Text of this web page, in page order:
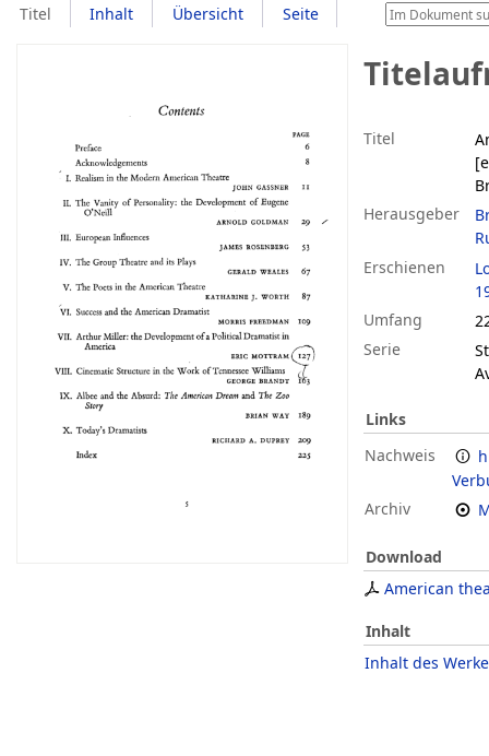
Titel Inhalt Übersicht Seite
Titel
Herausgeber
Erschienen
Umfang
Serie
Links
Nachweis
Archiv
Download
American
Inhalt
Inhalt des